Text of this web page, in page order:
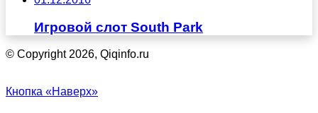
Игровой слот South Park
© Copyright 2026, Qiqinfo.ru
Кнопка «Наверх»